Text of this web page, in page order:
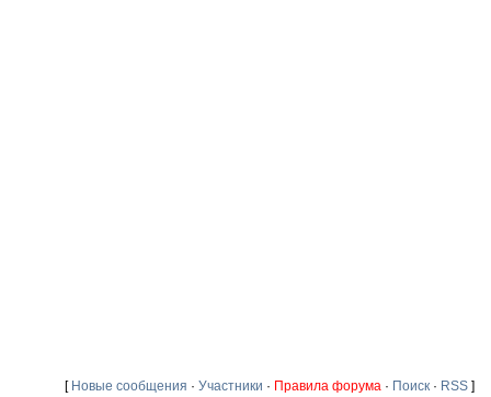
[ Новые сообщения · Участники · Правила форума · Поиск · RSS ]